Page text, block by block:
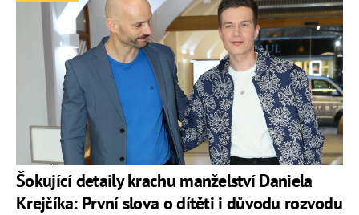
Šokující detaily krachu manželství Daniela
Krejčíka: První slova o dítěti i důvodu rozvodu